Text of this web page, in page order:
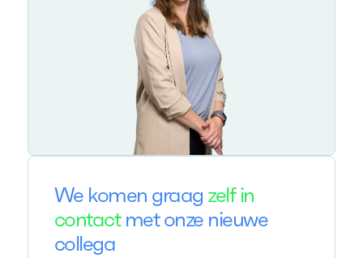
We komen graag zelf in
contactmet onze nieuwe
collega